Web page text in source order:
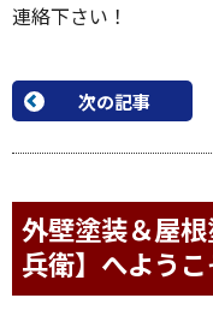
連絡下さい！
次の記事
外壁塗装＆屋
兵衛】へようこ